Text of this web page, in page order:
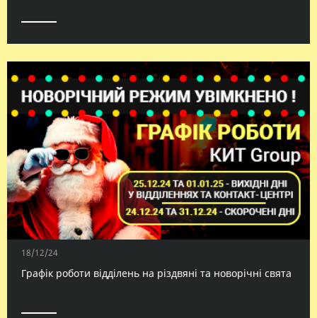
18/12/24
Графік роботи відділень на різдвяні та новорічні свята